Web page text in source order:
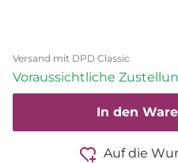
Versand mit DPD Classic
Voraussichtliche
In den
Auf die